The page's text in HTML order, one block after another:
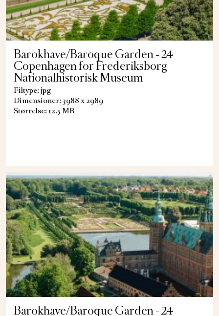
Barokhave/Baroque Garden - 24
Copenhagen for Frederiksborg
Nationalhistorisk Museum
Filtype: jpg
Dimensioner: 3988 x 2989
Størrelse: 12.5 MB
Barokhave/Baroque Garden - 24